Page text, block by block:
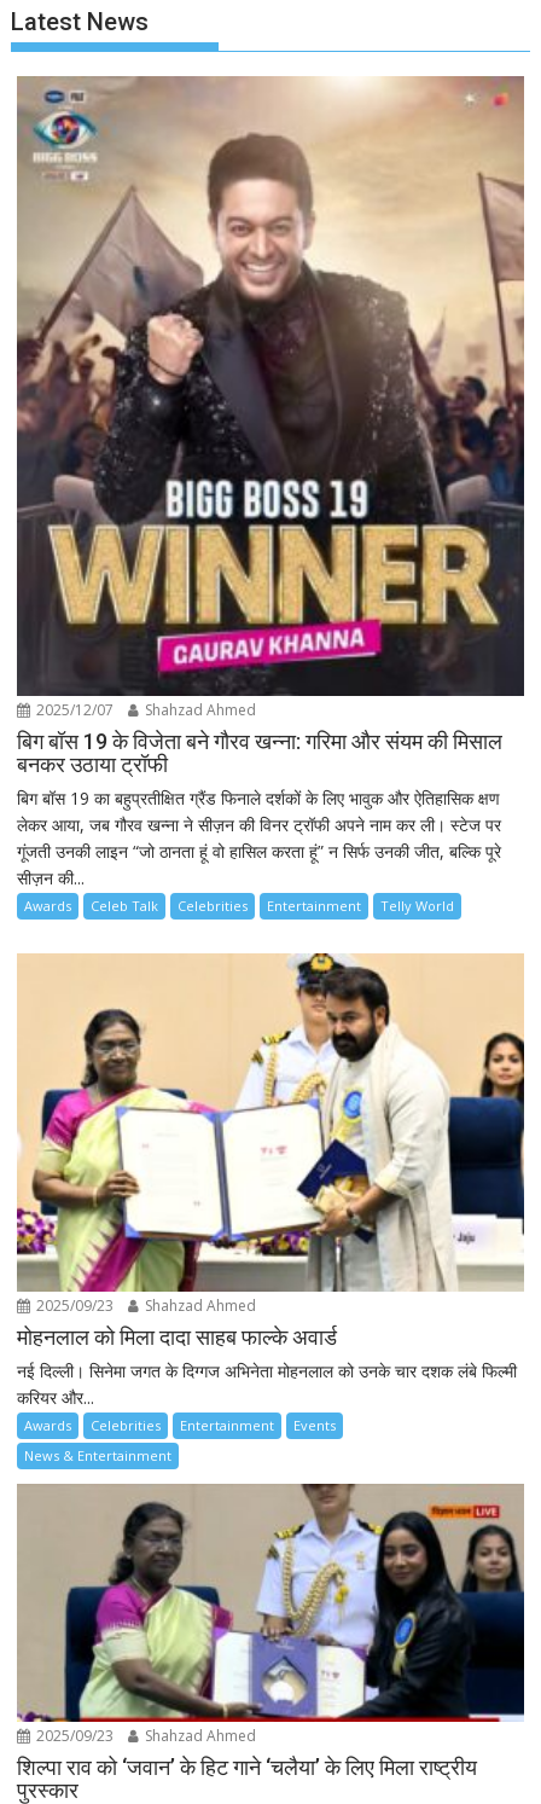
Latest News
2025/12/07 Shahzad Ahmed
बिग बॉस 19 के विजेता बने गौरव खन्ना: गरिमा और संयम की मिसाल
बनकर उठाया ट्रॉफी
बिग बॉस 19 का बहुप्रतीक्षित ग्रैंड फिनाले दर्शकों के लिए भावुक और ऐतिहासिक क्षण
लेकर आया, जब गौरव खन्ना ने सीज़न की विनर ट्रॉफी अपने नाम कर ली। स्टेज पर
गूंजती उनकी लाइन “जो ठानता हूं वो हासिल करता हूं” न सिर्फ उनकी जीत, बल्कि पूरे
सीज़न की...
Awards Celeb Talk Celebrities Entertainment Telly World
2025/09/23 Shahzad Ahmed
मोहनलाल को मिला दादा साहब फाल्के अवार्ड
नई दिल्ली। सिनेमा जगत के दिग्गज अभिनेता मोहनलाल को उनके चार दशक लंबे फिल्मी
करियर और...
Awards Celebrities Entertainment
Events
News & Entertainment
2025/09/23 Shahzad Ahmed
शिल्पा राव को ‘जवान’ के हिट गाने ‘चलैया’ के लिए मिला राष्ट्रीय
पुरस्कार